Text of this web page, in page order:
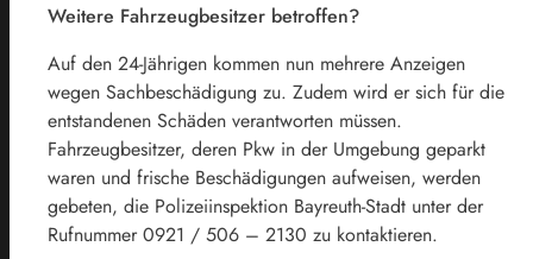
Weitere Fahrzeugbesitzer betroffen?
Auf den 24-Jährigen kommen nun mehrere Anzeigen
wegen Sachbeschädigung zu. Zudem wird er sich für die
entstandenen Schäden verantworten müssen.
Fahrzeugbesitzer, deren Pkw in der Umgebung geparkt
waren und frische Beschädigungen aufweisen, werden
gebeten, die Polizeiinspektion Bayreuth-Stadt unter der
Rufnummer 0921 / 506 – 2130 zu kontaktieren.